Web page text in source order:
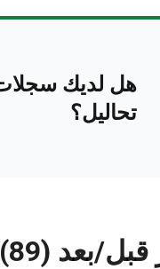
هل لديك سجلات
تحاليل؟
بعد (89)